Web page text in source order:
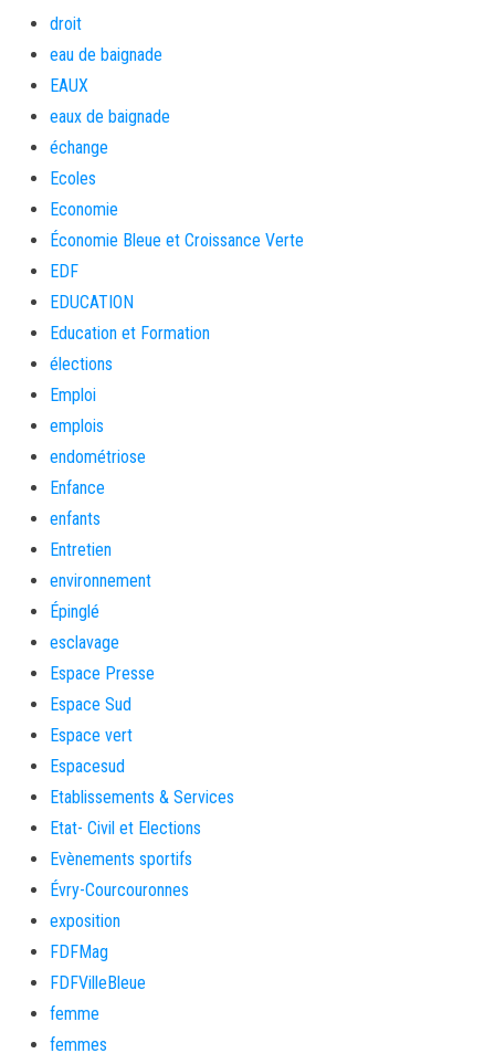
droit
eau de baignade
EAUX
eaux de baignade
échange
Ecoles
Economie
Économie Bleue et Croissance Verte
EDF
EDUCATION
Education et Formation
élections
Emploi
emplois
endométriose
Enfance
enfants
Entretien
environnement
Épinglé
esclavage
Espace Presse
Espace Sud
Espace vert
Espacesud
Etablissements & Services
Etat- Civil et Elections
Evènements sportifs
Évry-Courcouronnes
exposition
FDFMag
FDFVilleBleue
femme
femmes